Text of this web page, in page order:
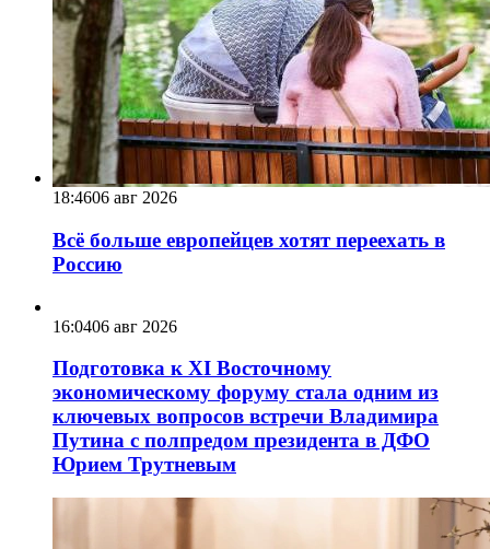
18:4606 авг 2026
Всё больше европейцев хотят переехать в
Россию
16:0406 авг 2026
Подготовка к XI Восточному
экономическому форуму стала одним из
ключевых вопросов встречи Владимира
Путина с полпредом президента в ДФО
Юрием Трутневым